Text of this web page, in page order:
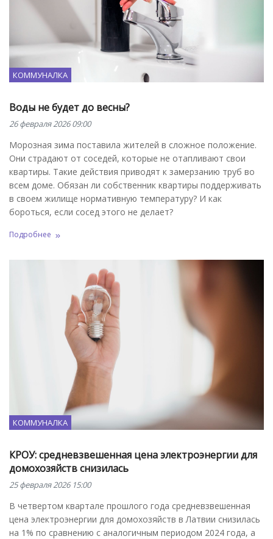
КОММУНАЛКА
Воды не будет до весны?
26 февраля 2026 09:00
Морозная зима поставила жителей в сложное положение.
Они страдают от соседей, которые не отапливают свои
квартиры. Такие действия приводят к замерзанию труб во
всем доме. Обязан ли собственник квартиры поддерживать
в своем жилище нормативную температуру? И как
бороться, если сосед этого не делает?
Подробнее
КОММУНАЛКА
КРОУ: средневзвешенная цена электроэнергии для
домохозяйств снизилась
25 февраля 2026 15:00
В четвертом квартале прошлого года средневзвешенная
цена электроэнергии для домохозяйств в Латвии снизилась
на 1% по сравнению с аналогичным периодом 2024 года, а